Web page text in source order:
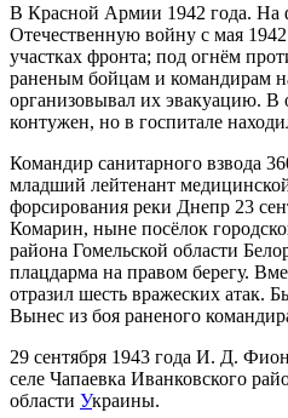
В Красной Армии 1942 года. На
Отечественную войну с мая
участках фронта; под огнём
раненым бойцам и командирам
организовывал их эвакуацию. В
контужен, но в госпитале
Командир санитарного взвода
младший лейтенант
форсирования реки Днепр 23
Комарин, ныне посёлок
района Гомельской области
плацдарма на правом берегу.
отразил шесть вражеских атак.
Вынес из боя раненого
29 сентября 1943 года И. Д.
селе Чапаевка Иванковского
области Украины.